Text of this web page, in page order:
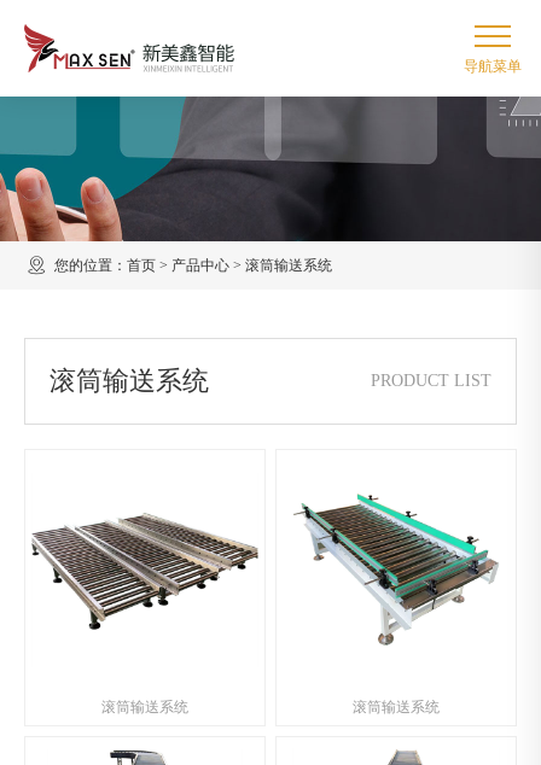
您的位置： 首页 > 产品中心 > 滚筒输送系统
滚筒输送系统 PRODUCT LIST
滚筒输送系统 滚筒输送系统